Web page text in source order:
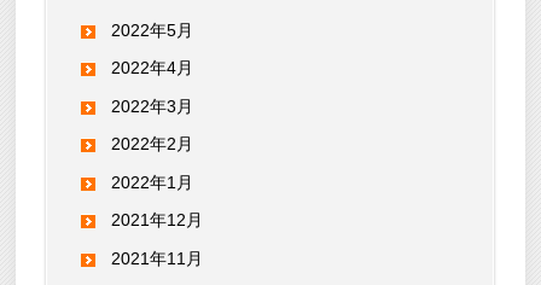
2022年5月
2022年4月
2022年3月
2022年2月
2022年1月
2021年12月
2021年11月